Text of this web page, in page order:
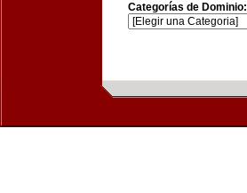
Categorías de Dominio: